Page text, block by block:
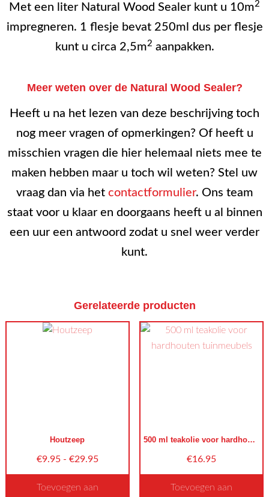
Met een liter Natural Wood Sealer kunt u 10m2
impregneren. 1 flesje bevat 250ml dus per flesje
kunt u circa 2,5m2 aanpakken.
Meer weten over de Natural Wood Sealer?
Heeft u na het lezen van deze beschrijving toch
nog meer vragen of opmerkingen? Of heeft u
misschien vragen die hier helemaal niets mee te
maken hebben maar u toch wil weten? Stel uw
vraag dan via het contactformulier. Ons team
staat voor u klaar en doorgaans heeft u al binnen
een uur een antwoord zodat u snel weer verder
kunt.
Gerelateerde producten
Houtzeep
€9.95 - €29.95Prijsklasse:
€9.95
tot
Toevoegen aan
500 ml teakolie voor hardhouten tuinmeubels
€16.95
Toevoegen aan